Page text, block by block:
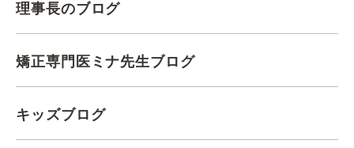
理事長のブログ
矯正専門医ミナ先生ブログ
キッズブログ